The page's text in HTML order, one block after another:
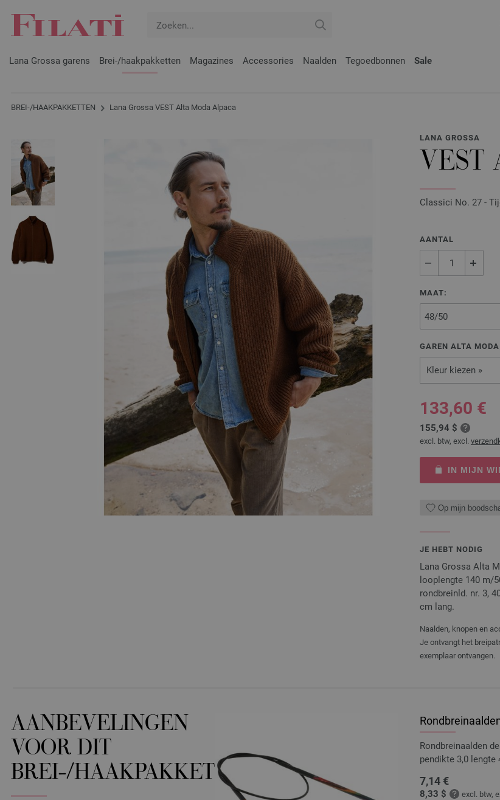
Lana Grossa garens Brei-/haakpakketten Magazines Accessories Naalden Tegoedbonnen Sale
BREI-/HAAKPAKKETTEN Lana Grossa VEST Alta Moda Alpaca
LANA GROSSA
VEST
Classici No. 27 -
AANTAL
MAAT:
GAREN ALTA
Kleur kiezen »
133,60 €
155,94 $
excl. btw, excl.
IN MIJN
Op mijn
JE HEBT NODIG
Lana Grossa Alta
looplengte 140 m/
rondbreinld. nr. 3,
cm lang.
Naalden, knopen en
Je ontvangt het
exemplaar ontvangen.
AANBEVELINGEN
VOOR DIT
BREI-/HAAKPAKKET
Rondbreinaalden
pendikte 3,0 lengte
7,14 €
8,33 $ excl. btw,